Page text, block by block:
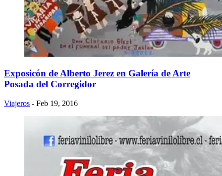
Exposicón de Alberto Jerez en Galería de Arte
Posada del Corregidor
Viajeros - Feb 19, 2016